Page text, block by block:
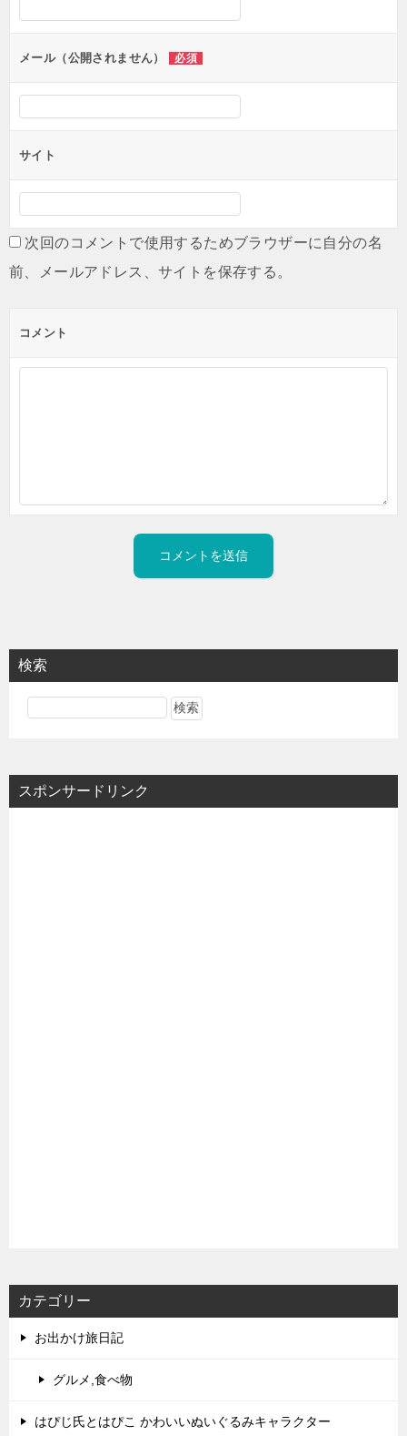
ョ
ンメール（公開されません） 必須
サイト
次回のコメントで使用するためブラウザーに自分の名
前、メールアドレス、サイトを保存する。
コメント
検索
スポンサードリンク
カテゴリー
お出かけ旅日記
グルメ,食べ物
はぴじ氏とはぴこ かわいいぬいぐるみキャラクター